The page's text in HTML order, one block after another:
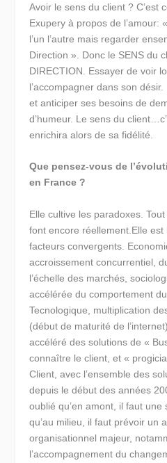
Avoir le sens du client ? C’est
Exupery à propos de l’amour:
l’un l’autre mais regarder
Direction ». Donc le SENS du
DIRECTION. Essayer de voir
l’accompagner dans son
et anticiper ses besoins de
d’humeur. Le sens du
enrichira alors de sa fidélité.
Que pensez-vous de
en France ?
Elle cultive les paradoxes.
font encore réellement.Elle
facteurs convergents.
accroissement concurrentiel,
l’échelle des marchés,
accélérée du comportement
Tecnologique, multiplication
(début de maturité de
accéléré des solutions de «
connaître le client, et «
Client, avec l’ensemble des
depuis le début des années
oublié qu’en amont, il faut une
qu’au milieu, il faut prévoir un
organisationnel majeur,
l’accompagnement du